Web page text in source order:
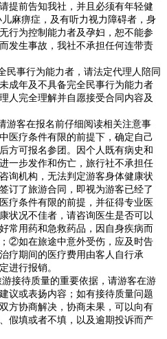
提前告知我社，并且必须有年轻健
麻痹症，及有听力视力障碍者，身
行为控制能力者及孕妇，恕不能参
发生事故，我社不承担任何连带责
民事行为能力者，请法定代理人陪同
成年及不具备完全民事行为能力者
人完全理解并自愿接受合同内容及
游客在报名前仔细阅读相关注意事
医疗条件有限的前提下，确定自己
方可报名参团。因个人既有病史和
一步发作和伤亡，旅行社不承担任
询机构，无法判定游客身体健康状
订了旅游合同，即视为游客已经了
疗条件有限的前提，并征得专业医
状况不佳者，请咨询医生是否可以
常用药和急救药品，因自身疾病而
②如在旅途中意外受伤，应及时告
疗期间的医疗费用由客人自行承
进行报销。
接待质量的重要依据，请游客在游
议或表扬内容；如有接待质量问题
方协商解决，协商未果，可以向有
假填或者不填，以及逾期投诉而产